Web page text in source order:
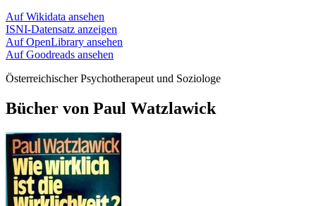
Auf Wikidata ansehen
ISNI-Datensatz anzeigen
Auf OpenLibrary ansehen
Auf Goodreads ansehen
Österreichischer Psychotherapeut und Soziologe
Bücher von Paul Watzlawick